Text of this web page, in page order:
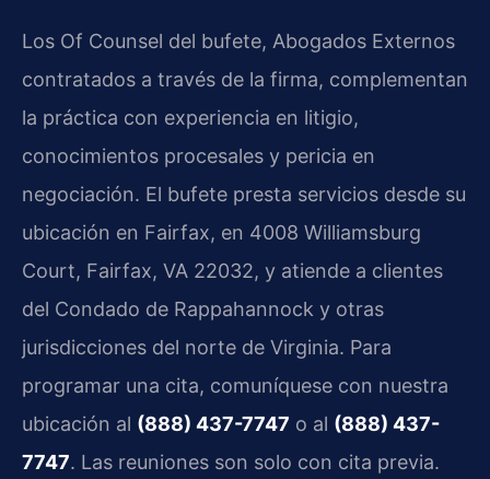
Los Of Counsel del bufete, Abogados Externos
contratados a través de la firma, complementan
la práctica con experiencia en litigio,
conocimientos procesales y pericia en
negociación. El bufete presta servicios desde su
ubicación en Fairfax, en 4008 Williamsburg
Court, Fairfax, VA 22032, y atiende a clientes
del Condado de Rappahannock y otras
jurisdicciones del norte de Virginia. Para
programar una cita, comuníquese con nuestra
ubicación al (888) 437-7747 o al (888) 437-
7747. Las reuniones son solo con cita previa.